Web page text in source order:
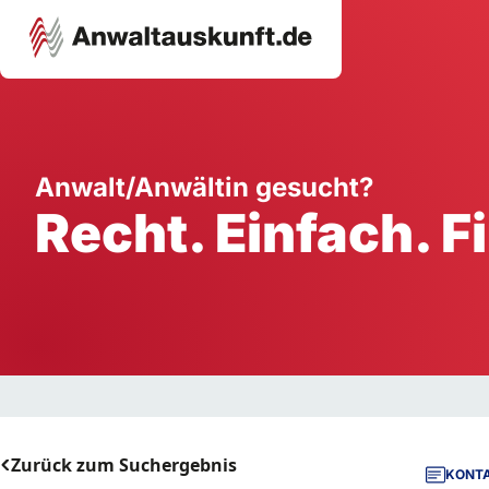
Ausbildung
Handwerk
Dienstleistung
Anwalt/Anwältin gesucht?
Recht. Einfach.
Zurück zum Suchergebnis